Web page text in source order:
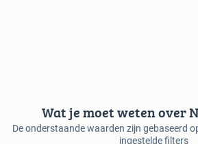
Wat je moet weten over
De onderstaande waarden zijn gebaseerd
ingestelde filters